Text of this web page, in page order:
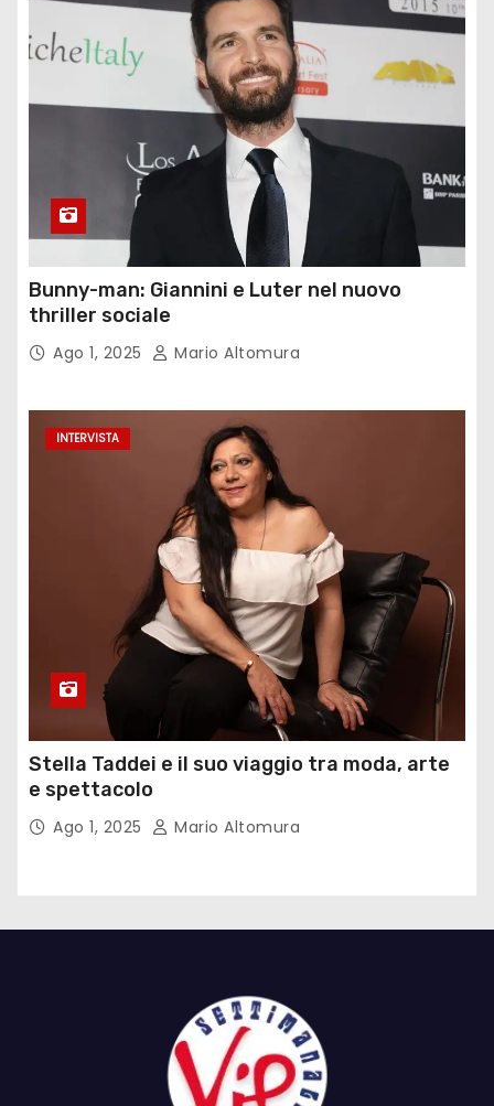
Bunny-man: Giannini e Luter nel nuovo
thriller sociale
Ago 1, 2025 Mario Altomura
INTERVISTA
Stella Taddei e il suo viaggio tra moda, arte
e spettacolo
Ago 1, 2025 Mario Altomura